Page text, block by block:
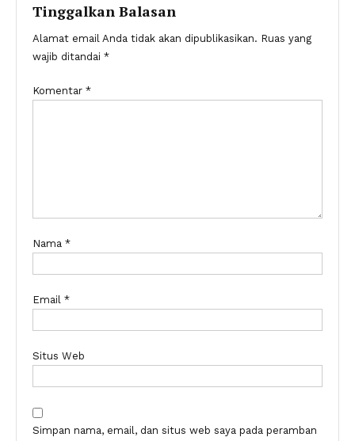
Tinggalkan Balasan
Alamat email Anda tidak akan dipublikasikan. Ruas yang
wajib ditandai *
Komentar *
Nama *
Email *
Situs Web
Simpan nama, email, dan situs web saya pada peramban